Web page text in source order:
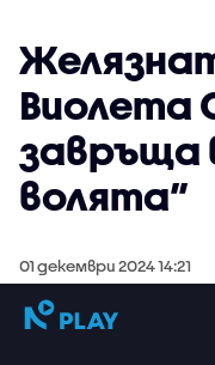
Виолета
завръща
волята”
01 декември 2024 14:21